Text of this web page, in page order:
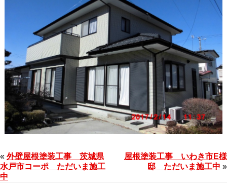
« 外壁屋根塗装工事 茨城県
水戸市コーポ ただいま施工
中
屋根塗装工事 いわき市E様
邸 ただいま施工中 »